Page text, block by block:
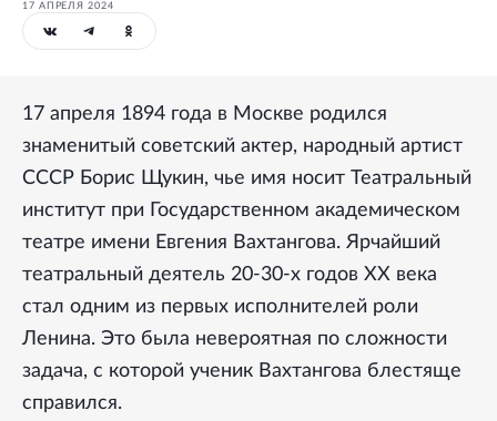
17 АПРЕЛЯ 2024
17 апреля 1894 года в Москве родился
знаменитый советский актер, народный артист
СССР Борис Щукин, чье имя носит Театральный
институт при Государственном академическом
театре имени Евгения Вахтангова. Ярчайший
театральный деятель 20-30-х годов XX века
стал одним из первых исполнителей роли
Ленина. Это была невероятная по сложности
задача, с которой ученик Вахтангова блестяще
справился.